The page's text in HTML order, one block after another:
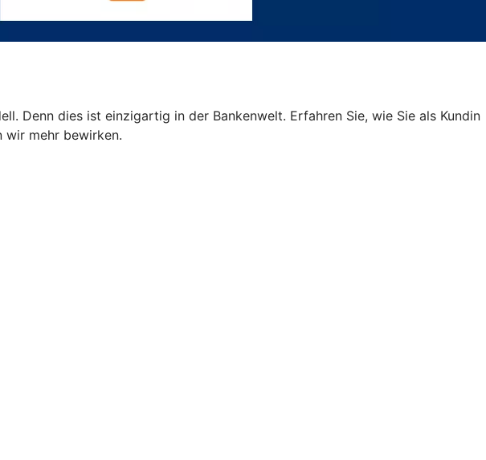
Denn dies ist einzigartig in der Bankenwelt. Erfahren Sie, wie Sie als Kundin
wir mehr bewirken.